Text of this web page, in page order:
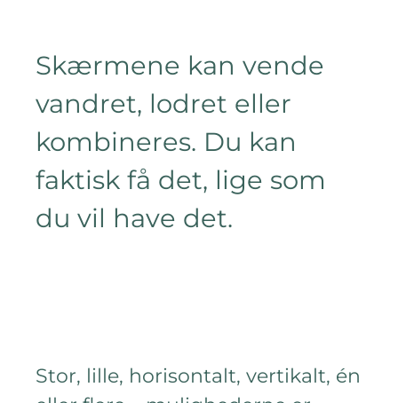
Skærmene kan vende
vandret, lodret eller
kombineres. Du kan
faktisk få det, lige som
du vil have det.
Stor, lille, horisontalt, vertikalt, én